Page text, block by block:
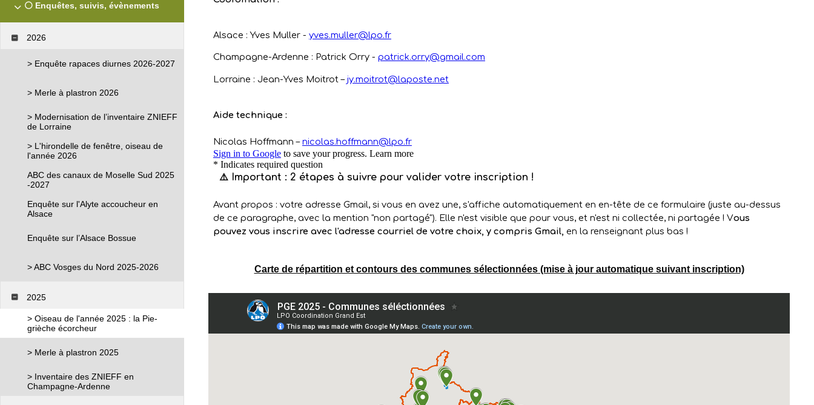
⚪ Enquêtes, suivis, évènements
2026
> Enquête rapaces diurnes 2026-2027
> Merle à plastron 2026
> Modernisation de l’inventaire ZNIEFF
de Lorraine
> L'hirondelle de fenêtre, oiseau de
l'année 2026
ABC des canaux de Moselle Sud 2025
-2027
Enquête sur l'Alyte accoucheur en
Alsace
Enquête sur l’Alsace Bossue
> ABC Vosges du Nord 2025-2026
2025
> Oiseau de l'année 2025 : la Pie-
grièche écorcheur
> Merle à plastron 2025
> Inventaire des ZNIEFF en
Champagne-Ardenne
Carte de répartition et contours des communes sélectionnées (mise à jour automatique suivant inscription)